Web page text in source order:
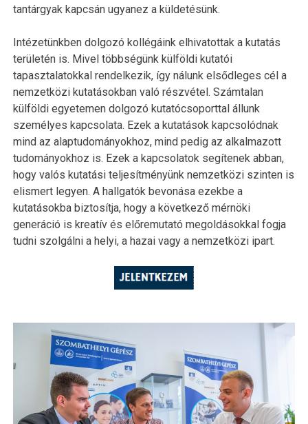
tantárgyak kapcsán ugyanez a küldetésünk.
Intézetünkben dolgozó kollégáink elhivatottak a kutatás
területén is. Mivel többségünk külföldi kutatói
tapasztalatokkal rendelkezik, így nálunk elsődleges cél a
nemzetközi kutatásokban való részvétel. Számtalan
külföldi egyetemen dolgozó kutatócsoporttal állunk
személyes kapcsolata. Ezek a kutatások kapcsolódnak
mind az alaptudományokhoz, mind pedig az alkalmazott
tudományokhoz is. Ezek a kapcsolatok segítenek abban,
hogy valós kutatási teljesítményünk nemzetközi szinten is
elismert legyen. A hallgatók bevonása ezekbe a
kutatásokba biztosítja, hogy a következő mérnöki
generáció is kreatív és előremutató megoldásokkal fogja
tudni szolgálni a helyi, a hazai vagy a nemzetközi ipart.